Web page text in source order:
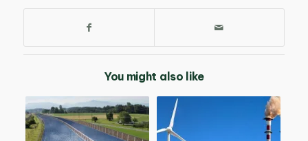
You might also like